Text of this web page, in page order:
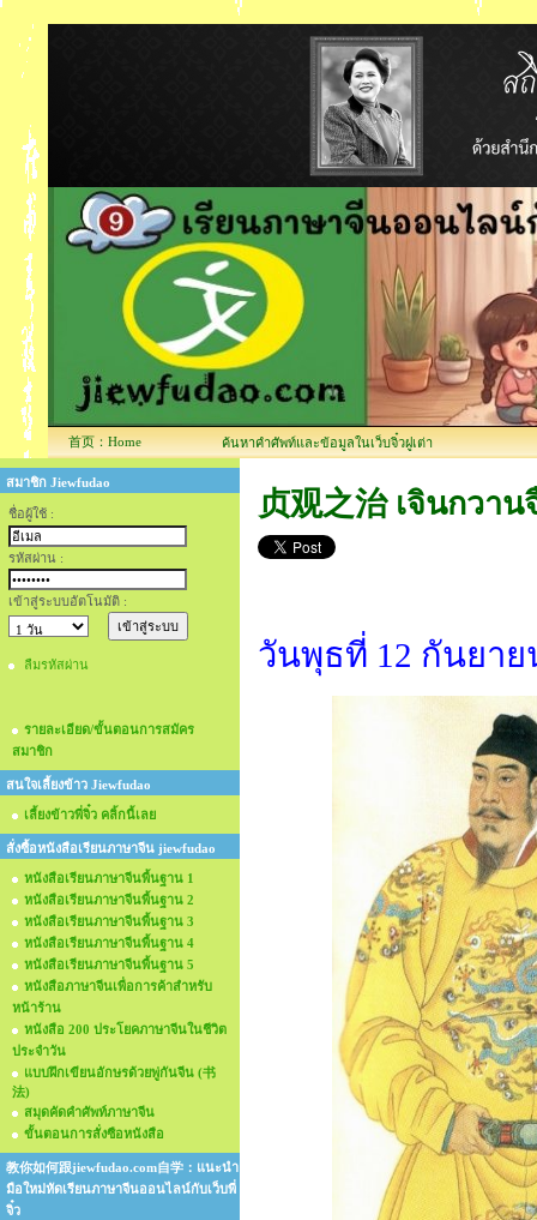
首页：Home ค้นหาคำศัพท์และข้อมูลในเว็บจิ๋วฝูเต่า
สมาชิก Jiewfudao
ชื่อผู้ใช้ :
รหัสผ่าน :
เข้าสู่ระบบอัตโนมัติ :
ลืมรหัสผ่าน
รายละเอียด/ขั้นตอนการสมัคร
สมาชิก
สนใจเลี้ยงข้าว Jiewfudao
เลี้ยงข้าวพี่จิ๋ว คลิ้กนี้เลย
สั่งซื้อหนังสือเรียนภาษาจีน jiewfudao
หนังสือเรียนภาษาจีนพื้นฐาน 1
หนังสือเรียนภาษาจีนพื้นฐาน 2
หนังสือเรียนภาษาจีนพื้นฐาน 3
หนังสือเรียนภาษาจีนพื้นฐาน 4
หนังสือเรียนภาษาจีนพื้นฐาน 5
หนังสือภาษาจีนเพื่อการค้าสำหรับ
หน้าร้าน
หนังสือ 200 ประโยคภาษาจีนในชีวิต
ประจำวัน
แบบฝึกเขียนอักษรด้วยพู่กันจีน (书
法)
สมุดคัดคำศัพท์ภาษาจีน
ขั้นตอนการสั่งซือหนังสือ
教你如何跟jiewfudao.com自学：แนะนำ
มือใหม่หัดเรียนภาษาจีนออนไลน์กับเว็บพี่
จิ๋ว
贞观之治 เจินกวาน
วันพุธที่ 12 กันยาย